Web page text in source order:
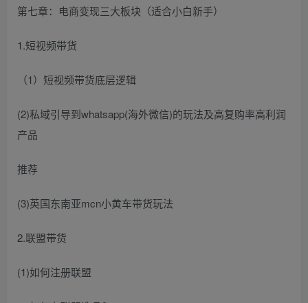
第七章：电商变现三大板块（适合小白新手）
1.短视频带货
（1）短视频带货底层逻辑
(2)私域引导到whatsapp(海外微信)的玩法及高复购率高利润
产品
推荐
(3)英国东南亚mcn小黄车带货玩法
2.联盟带货
(1)如何注册联盟